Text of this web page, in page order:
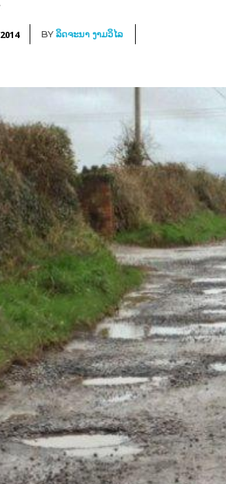
BYລິດຈະນາ ງາມວິໄລ